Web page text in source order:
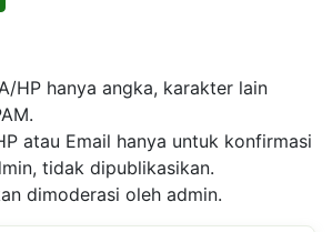
HP hanya angka, karakter lain
atau Email hanya untuk konfirmasi
tidak dipublikasikan.
dimoderasi oleh admin.